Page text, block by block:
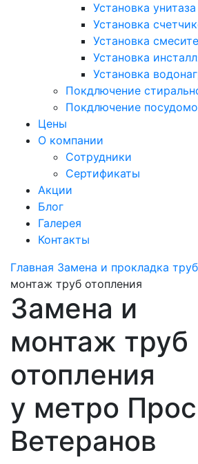
Установка унитаза
Установка
Установка
Установка
Установка
Покдлючение
Покдлючение
Цены
О компании
Сотрудники
Сертификаты
Акции
Блог
Галерея
Контакты
Главная Замена и прокладка труб
монтаж труб отопления
Замена и
монтаж труб
отопления
у метро
Ветеранов